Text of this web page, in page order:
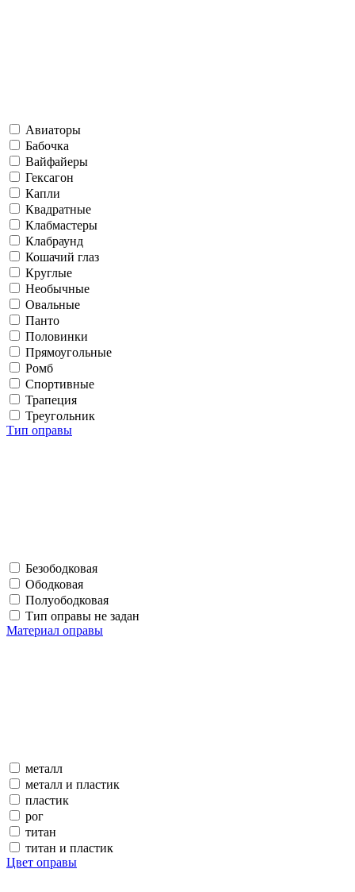
Авиаторы
Бабочка
Вайфайеры
Гексагон
Капли
Квадратные
Клабмастеры
Клабраунд
Кошачий глаз
Круглые
Необычные
Овальные
Панто
Половинки
Прямоугольные
Ромб
Спортивные
Трапеция
Треугольник
Тип оправы
Безободковая
Ободковая
Полуободковая
Тип оправы не задан
Материал оправы
металл
металл и пластик
пластик
рог
титан
титан и пластик
Цвет оправы